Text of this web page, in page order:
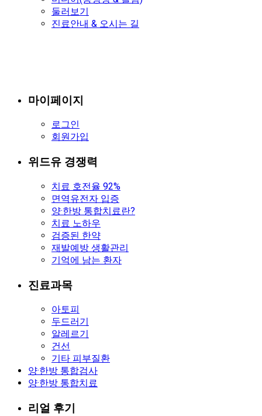
둘러보기
진료안내 & 오시는 길
마이페이지
로그인
회원가입
위드유 경쟁력
치료 호전율 92%
면역유전자 입증
양·한방 통합치료란?
치료 노하우
검증된 한약
재발예방 생활관리
기억에 남는 환자
진료과목
아토피
두드러기
알레르기
건선
기타 피부질환
양·한방 통합검사
양·한방 통합치료
리얼 후기